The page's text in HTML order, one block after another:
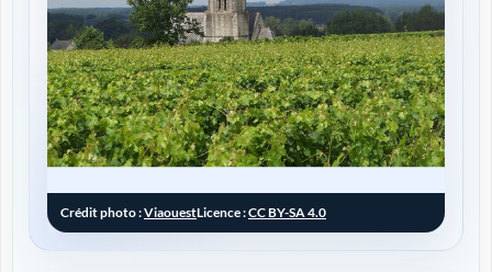
Crédit photo :ViaouestLicence :CC BY-SA 4.0